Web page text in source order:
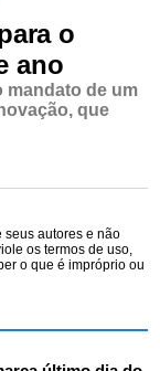
o
ano
mandato de um
que
seus autores e não
os termos de uso,
o que é impróprio ou